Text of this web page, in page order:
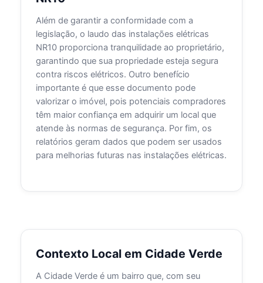
Além de garantir a conformidade com a
legislação, o laudo das instalações elétricas
NR10 proporciona tranquilidade ao proprietário,
garantindo que sua propriedade esteja segura
contra riscos elétricos. Outro benefício
importante é que esse documento pode
valorizar o imóvel, pois potenciais compradores
têm maior confiança em adquirir um local que
atende às normas de segurança. Por fim, os
relatórios geram dados que podem ser usados
para melhorias futuras nas instalações elétricas.
Contexto Local em Cidade Verde
A Cidade Verde é um bairro que, com seu